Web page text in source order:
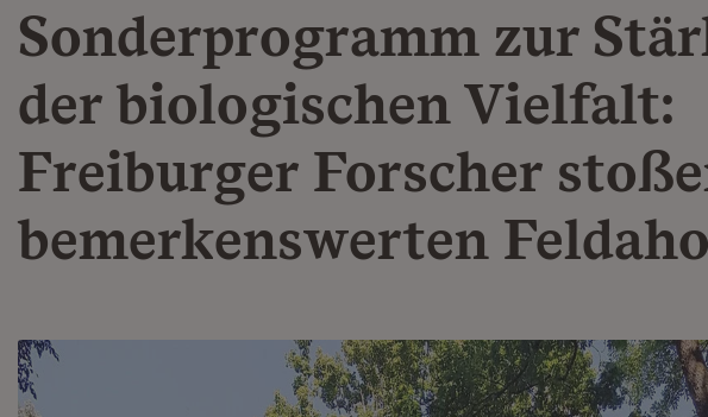
Sonderprogramm zur
der biologischen Vielfalt:
Freiburger Forscher
bemerkenswerten